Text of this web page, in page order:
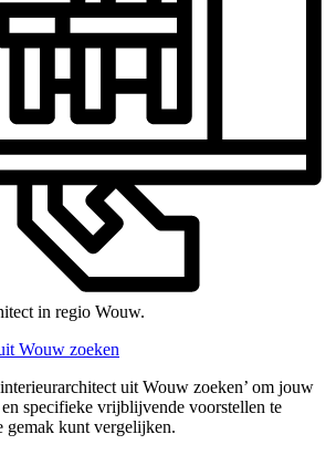
in regio Wouw.
Wouw zoeken
uit Wouw zoeken’ om jouw
specifieke vrijblijvende voorstellen te
gemak kunt vergelijken.